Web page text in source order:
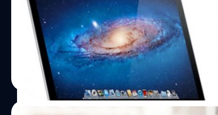
สำนักข่าว DigiTimes รายงานข่าวว่า แอปเปิ้ลมีแผนการที่จะ
เตรียมยกเลิกการผลิต MacBook Pro รุ่น non-Retina ขนาด
13 นิ้ว ในเร็ววันนี้ เพื่อสอดรับกับตารางการเปิดตัว MacBook
Pro ซึ่งใช้หน้าจอเป็น Retina รุ่นใหม่ ที่จะพร้อมด้วยขนาดที่
บางกว่าขึ้นมาแทน
ณัฐพันธ์ ส่งวิรุฬห์| 4536 days ago
Read More